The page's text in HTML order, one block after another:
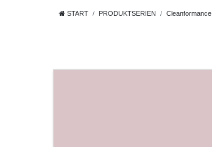
START PRODUKTSERIEN Cleanformance